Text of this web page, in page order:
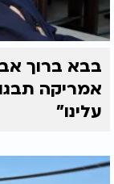
אמריקה
עלינו"